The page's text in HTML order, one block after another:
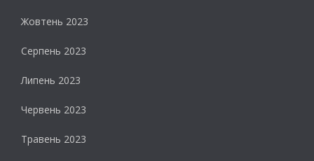
Жовтень 2023
Серпень 2023
Липень 2023
Червень 2023
Травень 2023